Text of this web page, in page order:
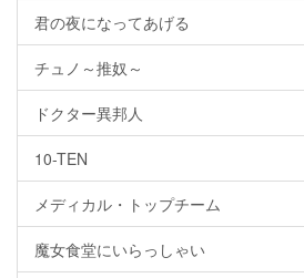
君の夜になってあげる
チュノ～推奴～
ドクター異邦人
10-TEN
メディカル・トップチーム
魔女食堂にいらっしゃい